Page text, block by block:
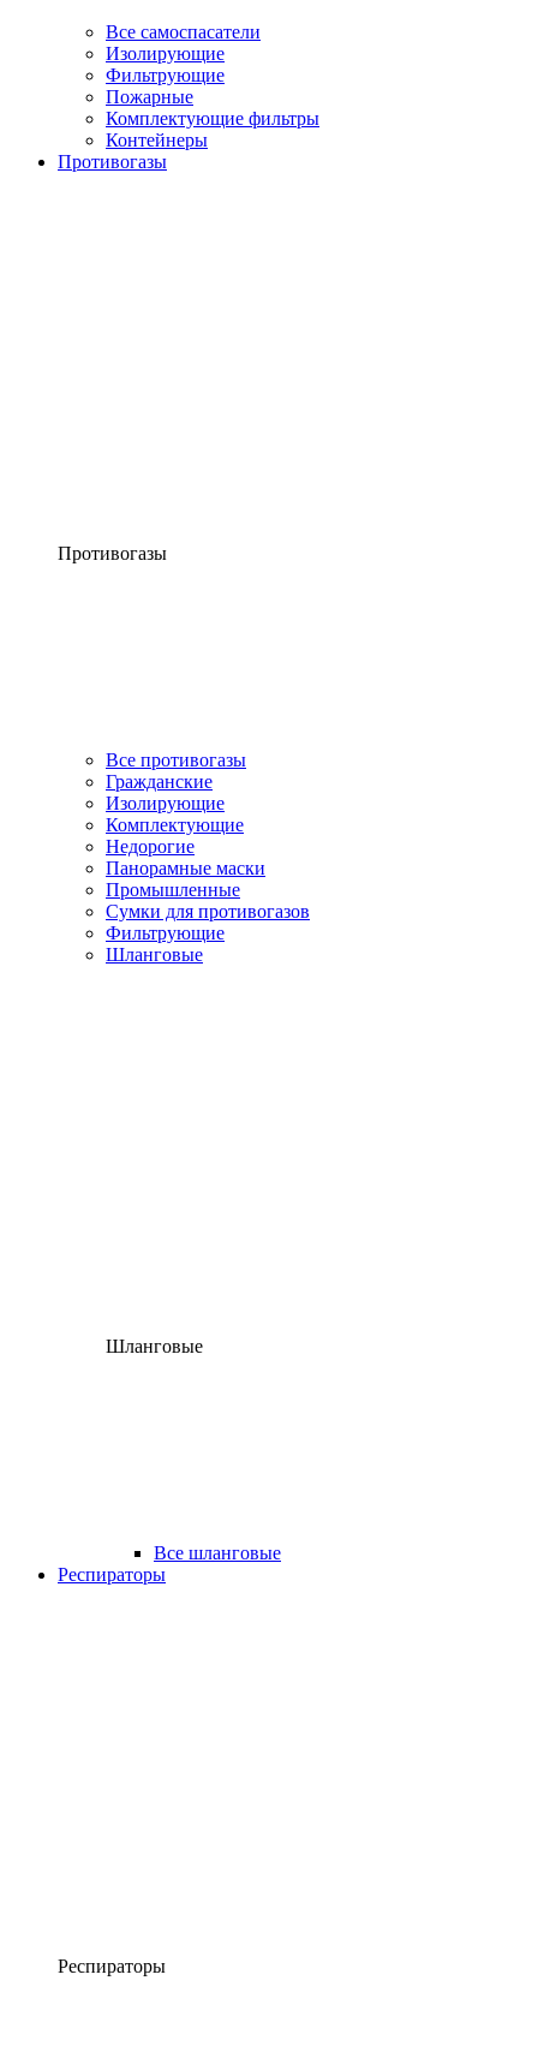
Все самоспасатели
Изолирующие
Фильтрующие
Пожарные
Комплектующие фильтры
Контейнеры
Противогазы
Противогазы
Все противогазы
Гражданские
Изолирующие
Комплектующие
Недорогие
Панорамные маски
Промышленные
Сумки для противогазов
Фильтрующие
Шланговые
Шланговые
Все шланговые
Респираторы
Респираторы